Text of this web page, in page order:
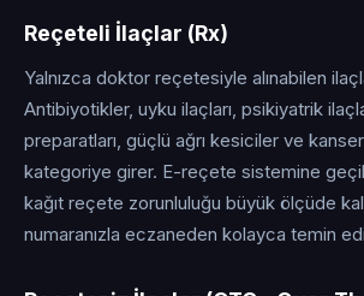
Reçeteli İlaçlar (Rx)
Yalnızca doktor reçetesiyle alınabilen
Antibiyotikler, uyku ilaçları, psikiyatrik
preparatları, güçlü ağrı kesiciler ve kanser
kategoriye girer. E-reçete sistemine
kağıt reçete zorunluluğu büyük ölçüde
numaranızla eczaneden kolayca temin